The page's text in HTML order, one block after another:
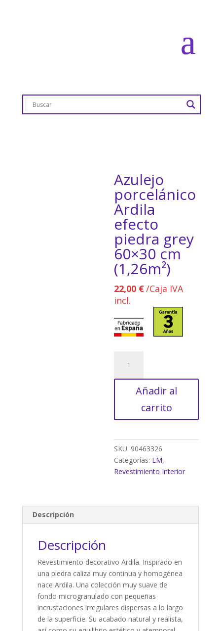
Azulejo
porcelánico
Ardila
efecto
piedra grey
60×30 cm
(1,26m²)
22,00 €/Caja IVA
incl.
porcelánico
Ardila
(1,26m²)
cantidad
Añadir al
carrito
SKU: 90463326
Categorías: LM,
Revestimiento Interior
Descripción
Descripción
Revestimiento decorativo Ardila. Inspirado en
una piedra caliza muy continua y homogénea
nace Ardila. Una colección muy suave de
fondo microgranulado con pequeñas
incrustaciones irregulares dispersas a lo largo
de la superficie. Su acabado natural y realista,